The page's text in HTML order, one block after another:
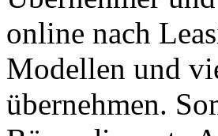
online nach
Modellen und
übernehmen.